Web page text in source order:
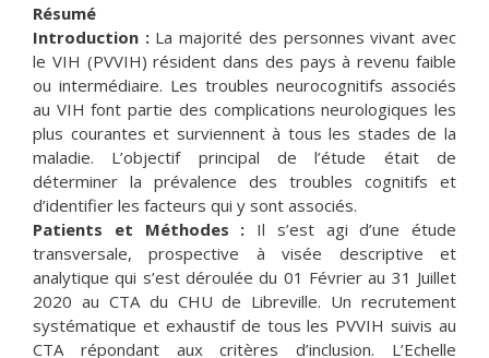
Résumé
Introduction :La majorité des personnes vivant avec
le VIH (PVVIH) résident dans des pays à revenu faible
ou intermédiaire. Les troubles neurocognitifs associés
au VIH font partie des complications neurologiques les
plus courantes et surviennent à tous les stades de la
maladie. L’objectif principal de l’étude était de
déterminer la prévalence des troubles cognitifs et
d’identifier les facteurs qui y sont associés.
Patients et Méthodes : Il s’est agi d’une étude
transversale, prospective à visée descriptive et
analytique qui s’est déroulée du 01 Février au 31 Juillet
2020 au CTA du CHU de Libreville. Un recrutement
systématique et exhaustif de tous les PVVIH suivis au
CTA répondant aux critères d’inclusion. L’Echelle